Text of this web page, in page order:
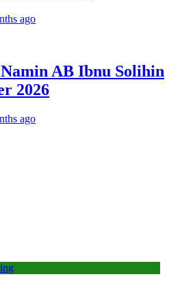
ago
AB Ibnu Solihin
2026
ago